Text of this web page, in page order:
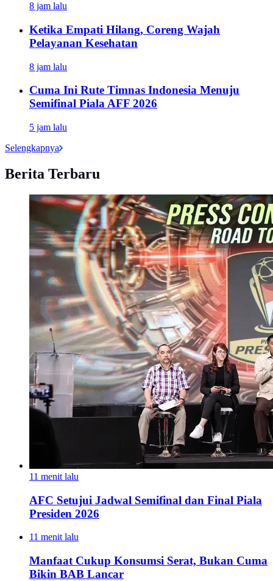
8 jam lalu
Ketika Empati Hilang, Coreng Wajah
Pelayanan Kesehatan
8 jam lalu
Cuma Ini Rute Timnas Indonesia Menuju
Semifinal Piala AFF 2026
5 jam lalu
Selengkapnya
Berita Terbaru
11 menit lalu
AFC Setujui Jadwal Semifinal dan Final Piala
Presiden 2026
11 menit lalu
Manfaat Cukup Konsumsi Serat, Bukan Cuma
Bikin BAB Lancar